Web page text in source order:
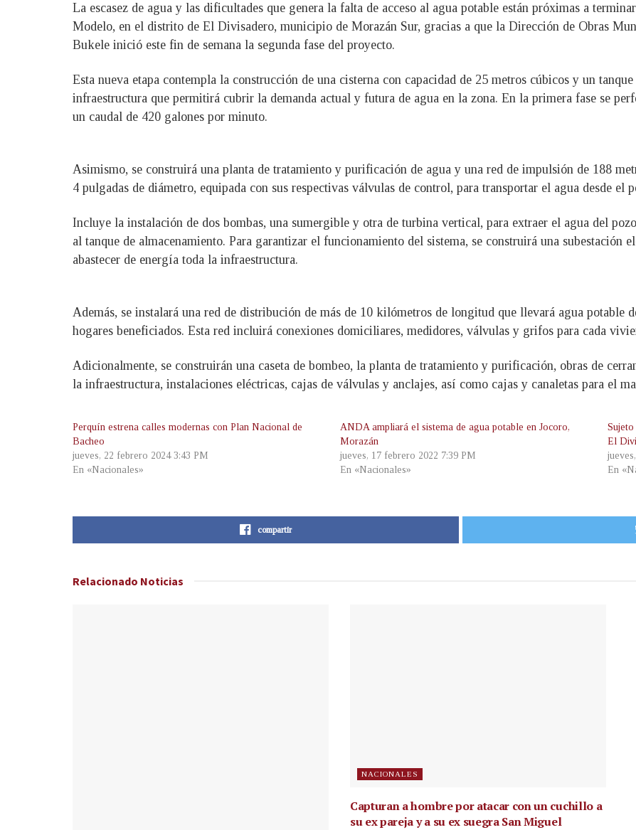
La escasez de agua y las dificultades que genera la falta de acceso al agua potable están próximas a
Modelo, en el distrito de El Divisadero, municipio de Morazán Sur, gracias a que la Dirección de Obras
Bukele inició este fin de semana la segunda fase del proyecto.
Esta nueva etapa contempla la construcción de una cisterna con capacidad de 25 metros cúbicos y un
infraestructura que permitirá cubrir la demanda actual y futura de agua en la zona. En la primera fase se
un caudal de 420 galones por minuto.
Asimismo, se construirá una planta de tratamiento y purificación de agua y una red de impulsión de 188
4 pulgadas de diámetro, equipada con sus respectivas válvulas de control, para transportar el agua desde el
Incluye la instalación de dos bombas, una sumergible y otra de turbina vertical, para extraer el agua del
al tanque de almacenamiento. Para garantizar el funcionamiento del sistema, se construirá una subestación
abastecer de energía toda la infraestructura.
Además, se instalará una red de distribución de más de 10 kilómetros de longitud que llevará agua potable
hogares beneficiados. Esta red incluirá conexiones domiciliares, medidores, válvulas y grifos para cada
Adicionalmente, se construirán una caseta de bombeo, la planta de tratamiento y purificación, obras de
la infraestructura, instalaciones eléctricas, cajas de válvulas y anclajes, así como cajas y canaletas para el
Perquín estrena calles modernas con Plan Nacional de
Bacheo
jueves, 22 febrero 2024 3:43 PM
En «Nacionales»
ANDA ampliará el sistema de agua potable en Jocoro,
Morazán
jueves, 17 febrero 2022 7:39 PM
En «Nacionales»
El
En
compartir
Relacionado Noticias
NACIONALES
Capturan a hombre por atacar con un cuchillo a
su ex pareja y a su ex suegra San Miguel